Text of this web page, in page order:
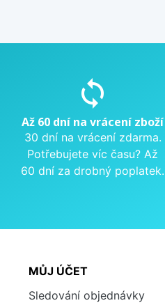
sync
Až 60 dní na vrácení zboží
30 dní na vrácení zdarma.
Potřebujete víc času? Až
60 dní za drobný poplatek.
MŮJ ÚČET
Sledování objednávky